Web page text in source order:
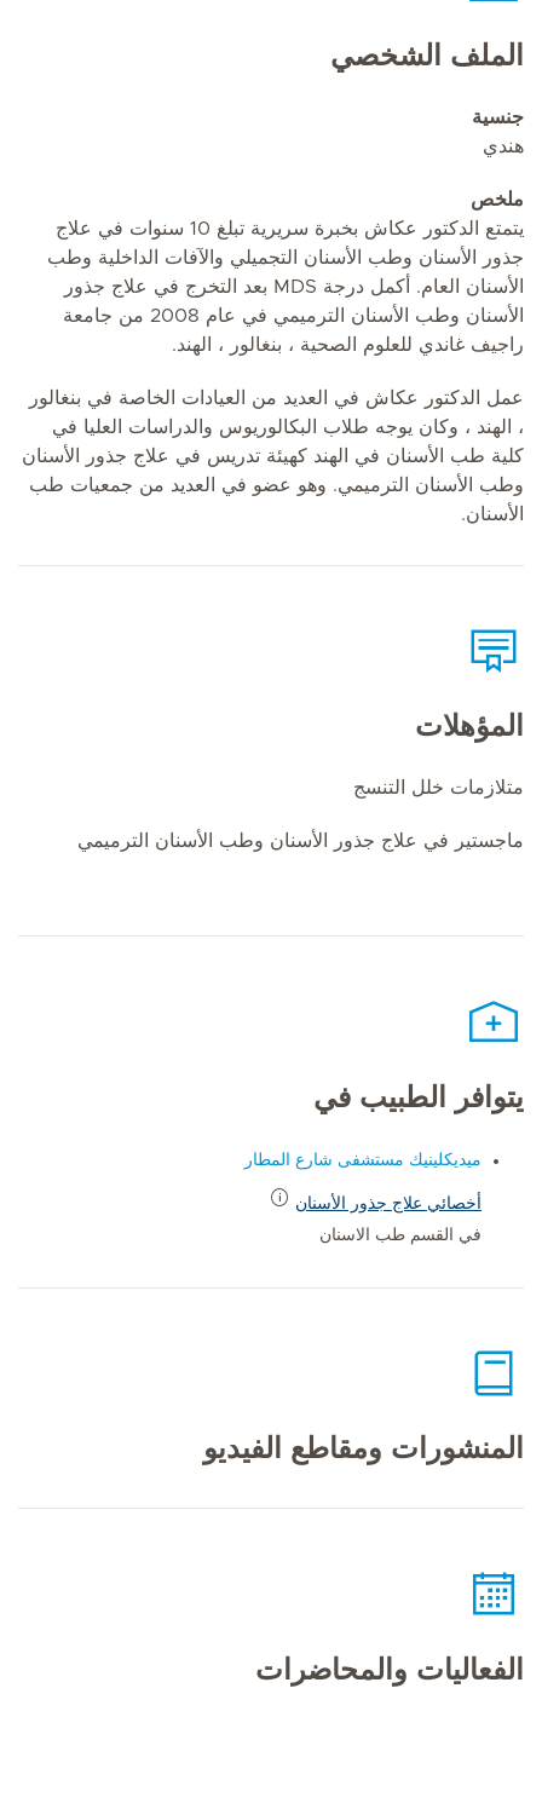
الملف الشخصي
جنسية
هندي
ملخص
يتمتع الدكتور عكاش بخبرة سريرية تبلغ 10 سنوات في علاج
جذور الأسنان وطب الأسنان التجميلي والآفات الداخلية وطب
الأسنان العام. أكمل درجة MDS بعد التخرج في علاج جذور
الأسنان وطب الأسنان الترميمي في عام 2008 من جامعة
راجيف غاندي للعلوم الصحية ، بنغالور ، الهند.
عمل الدكتور عكاش في العديد من العيادات الخاصة في بنغالور
، الهند ، وكان يوجه طلاب البكالوريوس والدراسات العليا في
كلية طب الأسنان في الهند كهيئة تدريس في علاج جذور الأسنان
وطب الأسنان الترميمي. وهو عضو في العديد من جمعيات طب
الأسنان.
المؤهلات
متلازمات خلل التنسج
ماجستير في علاج جذور الأسنان وطب الأسنان الترميمي
يتوافر الطبيب في
ميديكلينيك مستشفى شارع المطار
أخصائي علاج جذور الأسنان
في القسم طب الاسنان
المنشورات ومقاطع الفيديو
الفعاليات والمحاضرات